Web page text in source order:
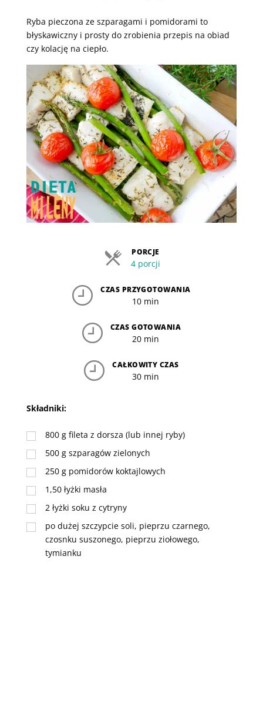
Ryba pieczona ze szparagami i pomidorami to
błyskawiczny i prosty do zrobienia przepis na obiad
czy kolację na ciepło.
PORCJE
4 porcji
CZAS PRZYGOTOWANIA
10 min
CZAS GOTOWANIA
20 min
CAŁKOWITY CZAS
30 min
Składniki:
800 g fileta z dorsza (lub innej ryby)
500 g szparagów zielonych
250 g pomidorów koktajlowych
1,50 łyżki masła
2 łyżki soku z cytryny
po dużej szczypcie soli, pieprzu czarnego,
czosnku suszonego, pieprzu ziołowego,
tymianku